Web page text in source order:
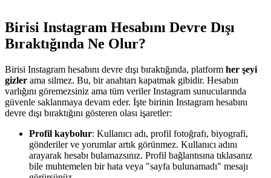
Birisi Instagram Hesabını Devre Dışı
Bıraktığında Ne Olur?
Birisi Instagram hesabını devre dışı bıraktığında, platform her şeyi
gizler ama silmez. Bu, bir anahtarı kapatmak gibidir. Hesabın
varlığını göremezsiniz ama tüm veriler Instagram sunucularında
güvenle saklanmaya devam eder. İşte birinin Instagram hesabını
devre dışı bıraktığını gösteren olası işaretler:
Profil kaybolur: Kullanıcı adı, profil fotoğrafı, biyografi,
gönderiler ve yorumlar artık görünmez. Kullanıcı adını
arayarak hesabı bulamazsınız. Profil bağlantısına tıklasanız
bile muhtemelen bir hata veya "sayfa bulunamadı" mesajı